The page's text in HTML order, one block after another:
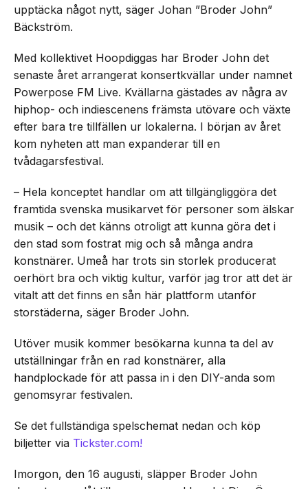
upptäcka något nytt, säger Johan ”Broder John”
Bäckström.
Med kollektivet Hoopdiggas har Broder John det
senaste året arrangerat konsertkvällar under namnet
Powerpose FM Live. Kvällarna gästades av några av
hiphop- och indiescenens främsta utövare och växte
efter bara tre tillfällen ur lokalerna. I början av året
kom nyheten att man expanderar till en
tvådagarsfestival.
– Hela konceptet handlar om att tillgängliggöra det
framtida svenska musikarvet för personer som älskar
musik – och det känns otroligt att kunna göra det i
den stad som fostrat mig och så många andra
konstnärer. Umeå har trots sin storlek producerat
oerhört bra och viktig kultur, varför jag tror att det är
vitalt att det finns en sån här plattform utanför
storstäderna, säger Broder John.
Utöver musik kommer besökarna kunna ta del av
utställningar från en rad konstnärer, alla
handplockade för att passa in i den DIY-anda som
genomsyrar festivalen.
Se det fullständiga spelschemat nedan och köp
biljetter via Tickster.com!
Imorgon, den 16 augusti, släpper Broder John